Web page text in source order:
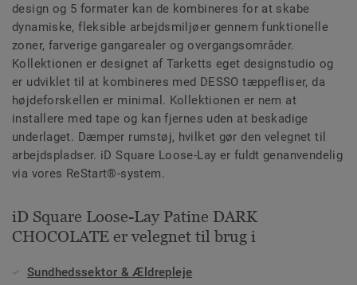
design og 5 formater kan de kombineres for at skabe
dynamiske, fleksible arbejdsmiljøer gennem funktionelle
zoner, farverige gangarealer og overgangsområder.
Kollektionen er designet af Tarketts eget designstudio og
er udviklet til at kombineres med DESSO tæppefliser, da
højdeforskellen er minimal. Kollektionen er nem at
installere med tape og kan fjernes uden at beskadige
underlaget. Dæmper rumstøj, hvilket gør den velegnet til
arbejdspladser. iD Square Loose-Lay er fuldt genanvendelig
via vores ReStart®-system.
iD Square Loose-Lay Patine DARK
CHOCOLATE er velegnet til brug i
Sundhedssektor & Ældrepleje